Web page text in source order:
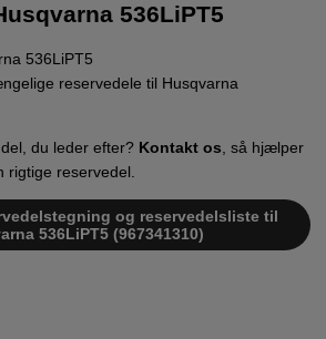
536LiPT5
536LiPT5
reservedele til Husqvarna
du leder efter? Kontakt os , så hjælper
rigtige reservedel.
og reservedelsliste til
536LiPT5 (967341310)